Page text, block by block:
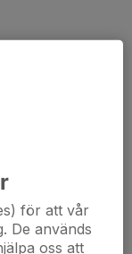
för att vår
De används
oss att